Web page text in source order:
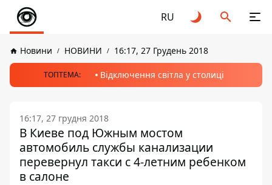
RU
Новини НОВИНИ 16:17, 27 Грудень 2018
ТОПТЕМА: Відключення світла у столиці
16:17, 27 грудня 2018
В Киеве под Южным мостом
автомобиль службы канализации
перевернул такси с 4-летним ребенком
в салоне